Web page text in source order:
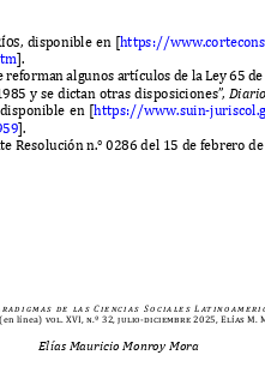
íos, disponible en [https://www.
].
reforman algunos artículos de laLey65 de
y se dictan otras disposiciones”, D
disponible en [https://www.suin-juriscol.
].
Resolución n.° 0286del 15 de febrero
r a d i g m a s d e l a s C i e n c i a s S o c i a l e s L at i n o a m e r i
(en línea) vol. XVI, n.º 32, julio-diciembre 2025, Elías M.
Elías Mauricio Monroy Mora